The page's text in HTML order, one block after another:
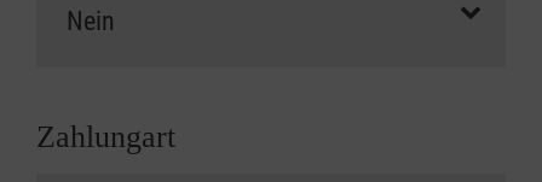
Zahlungart